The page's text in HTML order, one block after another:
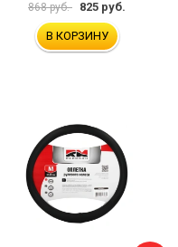
868 руб. 825 руб.
В КОРЗИНУ